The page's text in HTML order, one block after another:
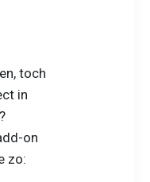
toch
in
on
zo: